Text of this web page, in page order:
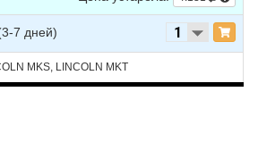
V6 3.5L TURBO -
2018 V6 3.7L
2017
V6 3.5L TURBO -
7 дней)
MKS, LINCOLN MKT